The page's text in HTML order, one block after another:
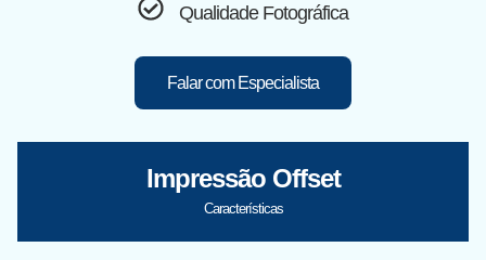
Qualidade Fotográfica
Falar com Especialista
Impressão Offset
Características